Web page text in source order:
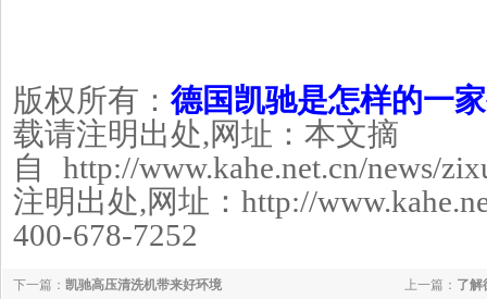
版权所有： 德国凯驰是怎样的一
载请注明出处,网址： 本文摘
自
http://www.kahe.net.cn/news/
注明出处,网址：http://
400-678-7252
上一篇： 了解
下一篇： 凯驰高压清洗机带来好环境